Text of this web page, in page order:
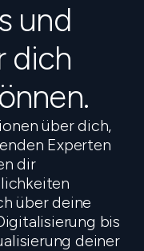
und
dich
über dich,
Experten
dir
über deine
bis
deiner